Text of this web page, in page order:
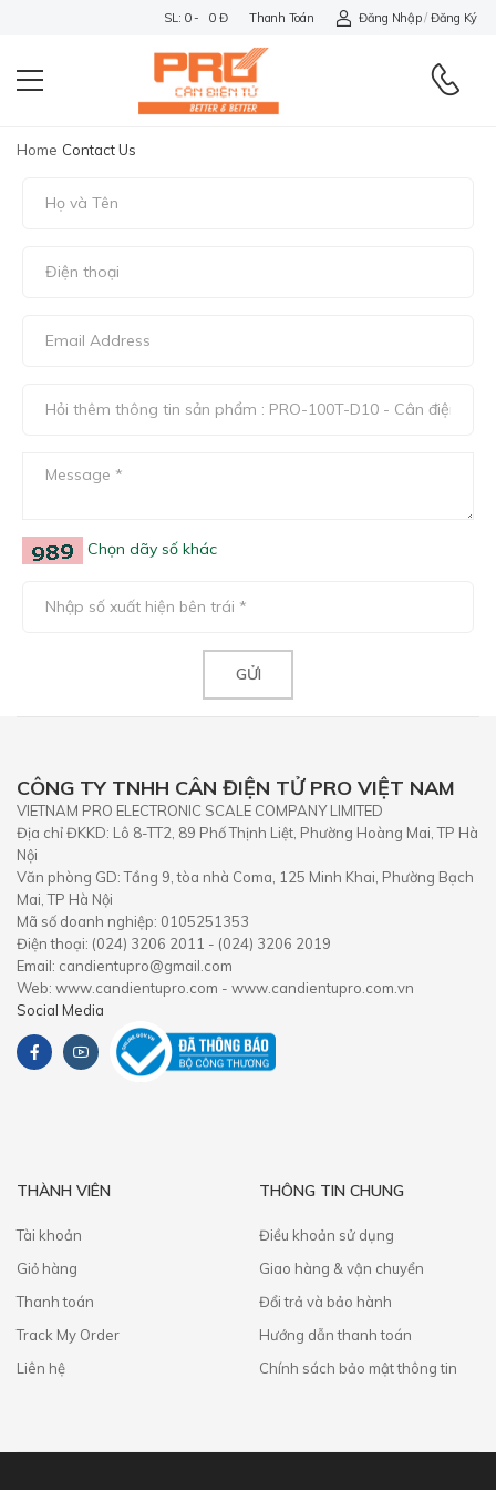
SL: 0 - 0 Đ Thanh Toán Đăng Nhập / Đăng Ký
Home Contact Us
Chọn dãy số khác
CÔNG TY TNHH CÂN ĐIỆN TỬ PRO VIỆT NAM
VIETNAM PRO ELECTRONIC SCALE COMPANY LIMITED
Địa chỉ ĐKKD: Lô 8-TT2, 89 Phố Thịnh Liệt, Phường Hoàng Mai, TP Hà
Nội
Văn phòng GD: Tầng 9, tòa nhà Coma, 125 Minh Khai, Phường Bạch
Mai, TP Hà Nội
Mã số doanh nghiệp: 0105251353
Điện thoại: (024) 3206 2011 - (024) 3206 2019
Email: candientupro@gmail.com
Web: www.candientupro.com - www.candientupro.com.vn
Social Media
THÀNH VIÊN
Tài khoản
Giỏ hàng
Thanh toán
Track My Order
Liên hệ
THÔNG TIN CHUNG
Điều khoản sử dụng
Giao hàng & vận chuyển
​Đổi trả và bảo hành
Hướng dẫn thanh toán
Chính sách bảo mật thông tin